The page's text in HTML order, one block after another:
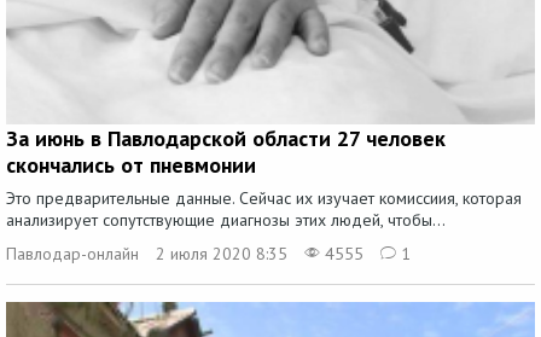
За июнь в Павлодарской области 27 человек
скончались от пневмонии
Это предварительные данные. Сейчас их изучает комиссиия, которая
анализирует сопутствующие диагнозы этих людей, чтобы...
Павлодар-онлайн
2 июля 2020 8:35 4555 1